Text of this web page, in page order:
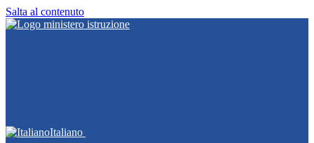
Salta al contenuto
Italiano